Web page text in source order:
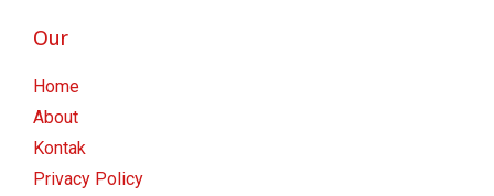
Our
Home
About
Kontak
Privacy Policy